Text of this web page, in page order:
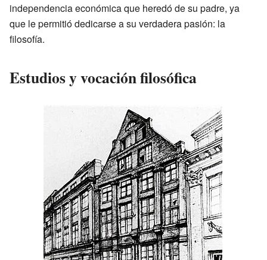
independencia económica que heredó de su padre, ya
que le permitió dedicarse a su verdadera pasión: la
filosofía.
Estudios y vocación filosófica